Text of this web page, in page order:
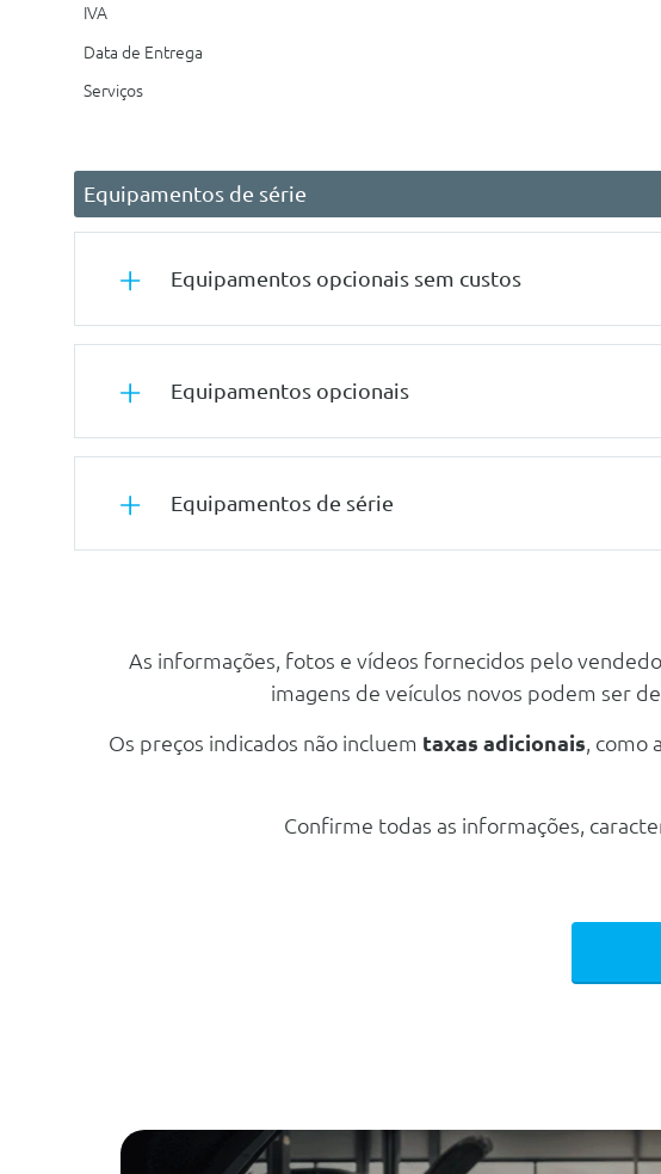
IVA
Data de Entrega
Serviços
Equipamentos de série
Equipamentos opcionais sem custos
Estofos Em Tecido Debut 2
Equipamentos opcionais
Pintura Metalizada
Equipamentos de série
Banco Traseiro Rebativel (40/60)
Banco Traseiro Rebativel
Segurança Activa
Luz Avisadora De Controlo Da Pressao Dos Pneus
Sensores De Estacionamento Atrás
As informações, fotos e vídeos fornecidos pelo
imagens de veículos novos podem ser
Os preços indicados não incluem taxas adicionais ,
Confirme todas as informações,